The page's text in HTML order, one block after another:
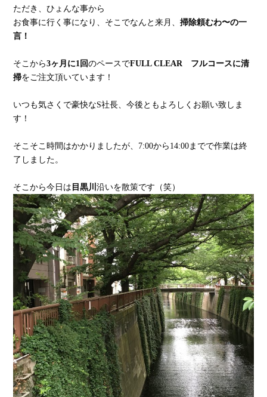
ただき、ひょんな事から
お食事に行く事になり、そこでなんと来月、掃除頼むわ〜の一
言！
そこから3ヶ月に1回のペースでFULL CLEAR
フルコースに清
掃をご注文頂いています！
いつも気さくで豪快なS社長、今後ともよろしくお願い致しま
す！
そこそこ時間はかかりましたが、7:00から14:00までで作業は終
了しました。
そこから今日は 目黒川沿いを散策です（笑）